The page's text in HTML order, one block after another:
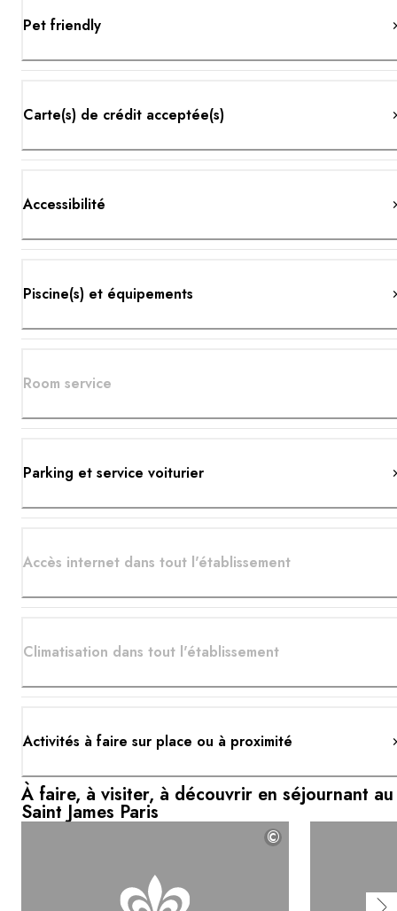
Pet friendly
Carte(s) de crédit acceptée(s)
Accessibilité
Piscine(s) et équipements
Room service
Parking et service voiturier
Accès internet dans tout l'établissement
Climatisation dans tout l'établissement
Activités à faire sur place ou à proximité
À faire, à visiter, à découvrir en séjournant au
Saint James Paris
©